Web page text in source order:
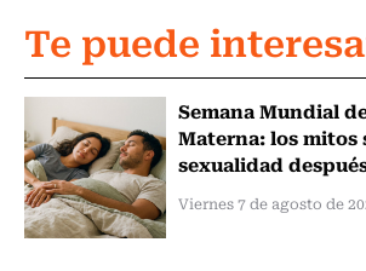
Te puede
Semana Mundial
Materna: los mitos
sexualidad
Viernes 7 de agosto de